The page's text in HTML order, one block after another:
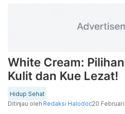
White Cream:
Kulit dan Kue Lezat!
Hidup Sehat
Ditinjau oleh Redaksi Halodoc20